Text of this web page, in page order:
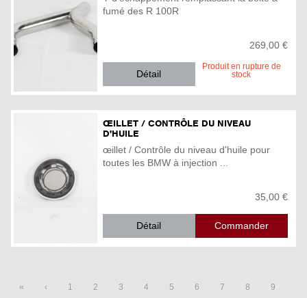
fumé des R 100R
269,00 €
Produit en rupture de
stock
Détail
ŒILLET / CONTRÔLE DU NIVEAU
D'HUILE
œillet / Contrôle du niveau d'huile pour
toutes les BMW à injection ...
35,00 €
Détail
« ‹ 1 2 3 4 5 6 7 8 9